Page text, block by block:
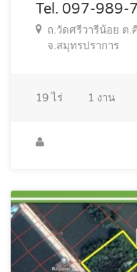
Tel. 097-989-
ถ.วัดศรีวารีน้อย ต.
จ.สมุทรปราการ
19ไร่ 1 งาน